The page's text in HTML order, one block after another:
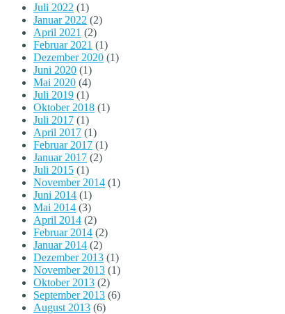
Juli 2022 (1)
Januar 2022 (2)
April 2021 (2)
Februar 2021 (1)
Dezember 2020 (1)
Juni 2020 (1)
Mai 2020 (4)
Juli 2019 (1)
Oktober 2018 (1)
Juli 2017 (1)
April 2017 (1)
Februar 2017 (1)
Januar 2017 (2)
Juli 2015 (1)
November 2014 (1)
Juni 2014 (1)
Mai 2014 (3)
April 2014 (2)
Februar 2014 (2)
Januar 2014 (2)
Dezember 2013 (1)
November 2013 (1)
Oktober 2013 (2)
September 2013 (6)
August 2013 (6)